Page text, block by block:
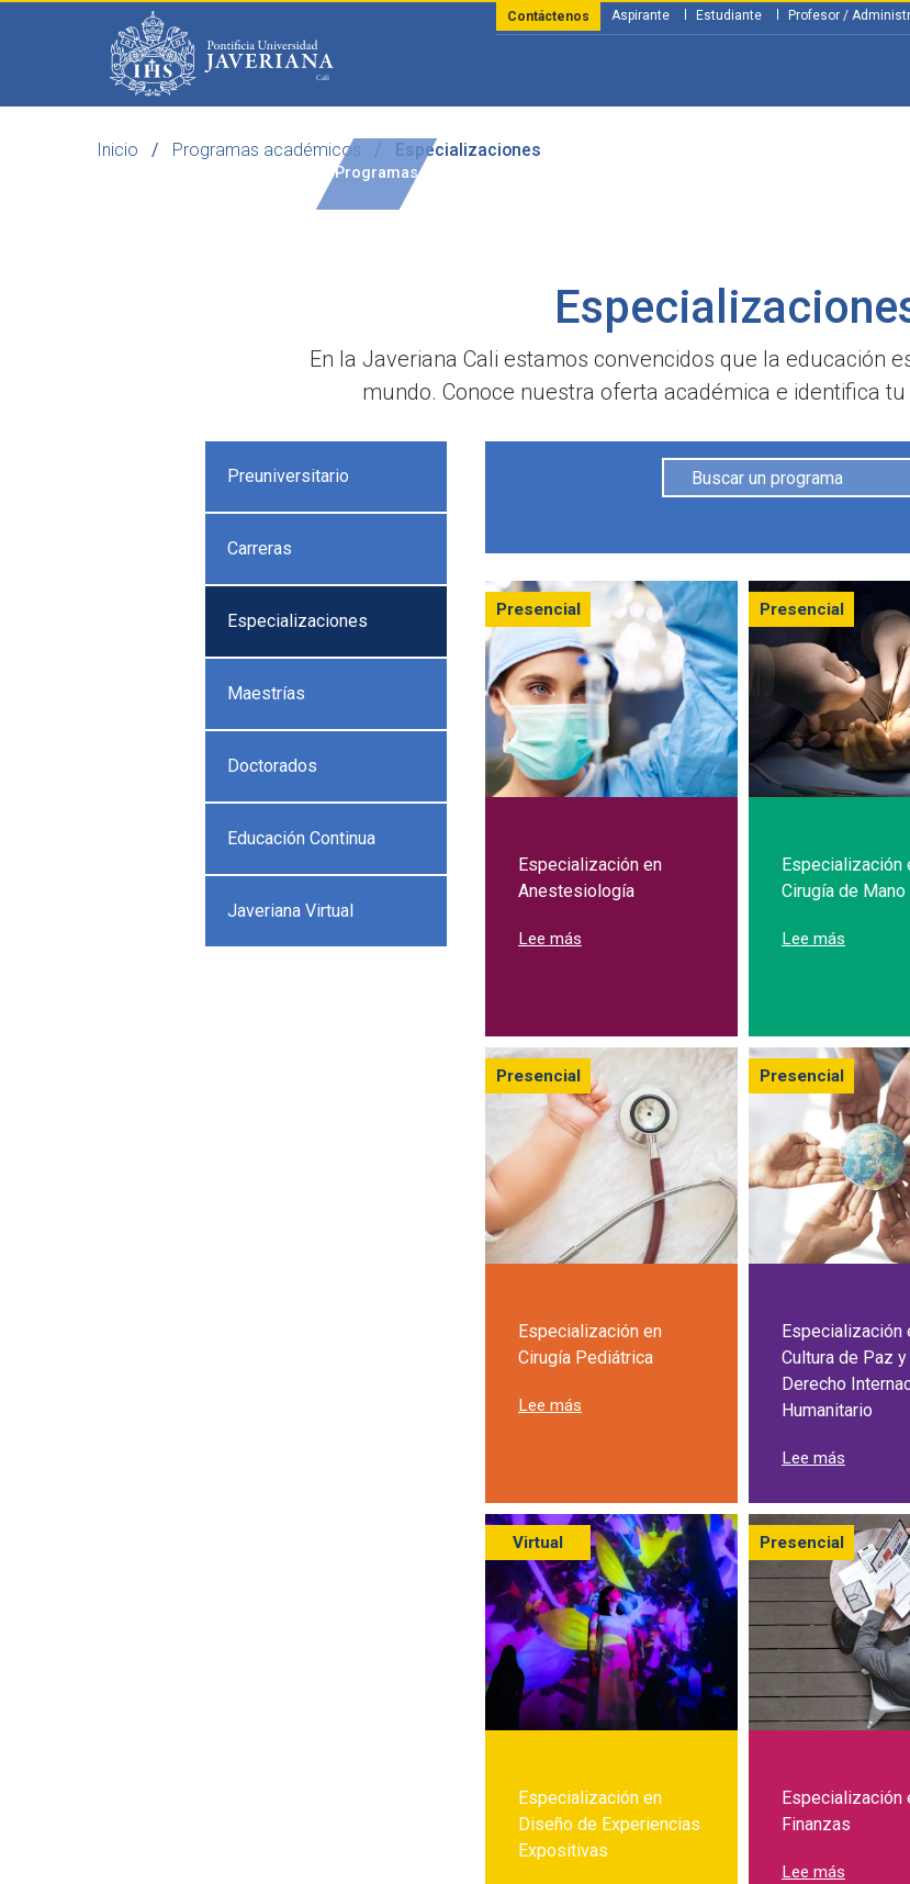
Programas
Aspirante Estudiante Profesor /
Contáctenos
Inicio Programas académicos Especializaciones
En la Javeriana Cali estamos convencidos que la educación
mundo. Conoce nuestra oferta académica e identifica
Preuniversitario
Carreras
Especializaciones
Maestrías
Doctorados
Educación Continua
Javeriana Virtual
Presencial
Especialización en
Anestesiología
Lee más sobre Especialización en Anestesiología
Presencial
Especialización
Cirugía de Mano
Lee más sobre
Presencial
Especialización en
Cirugía Pediátrica
Lee más sobre Especialización en Cirugía Pediátrica
Presencial
Especialización
Cultura de Paz y
Derecho
Humanitario
Lee más
Virtual
Especialización en
Diseño de Experiencias
Expositivas
Presencial
Especialización
Finanzas
Lee más